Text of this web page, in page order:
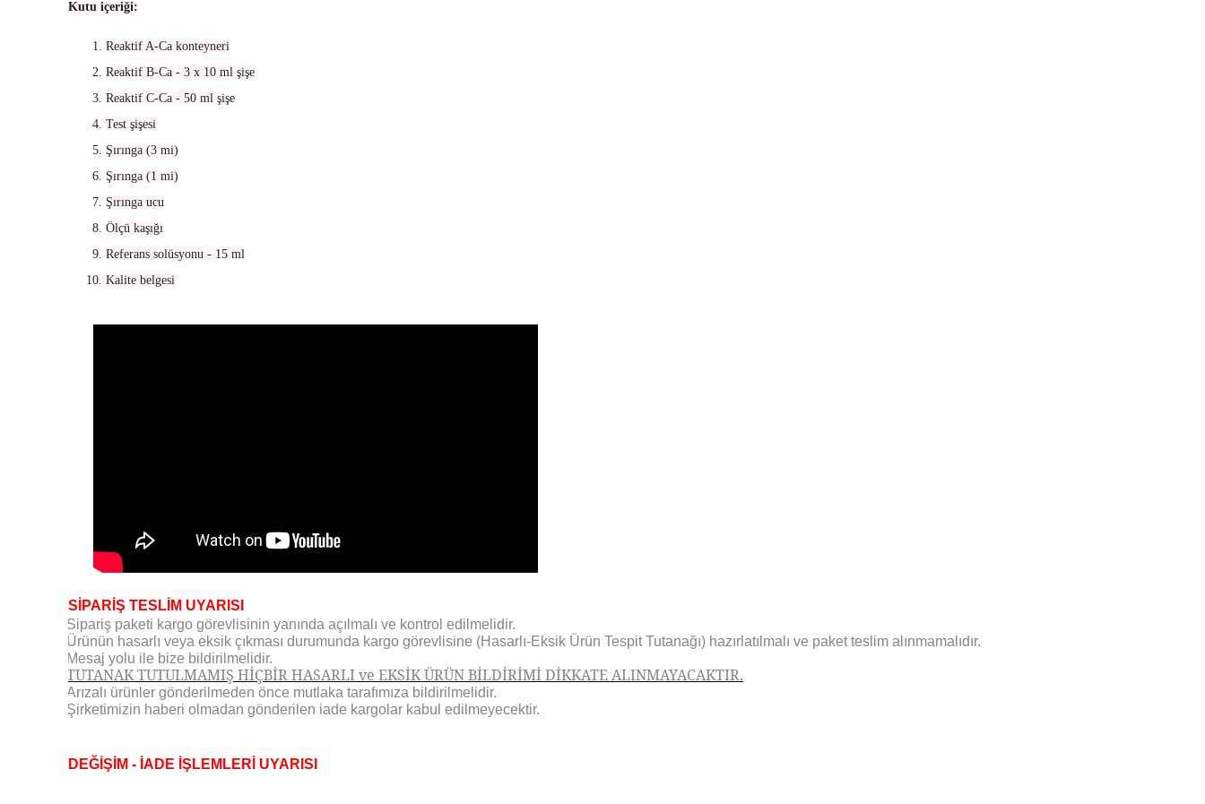
Kutu içeriği:
Reaktif A-Ca konteyneri
Reaktif B-Ca - 3 x 10 ml şişe
Reaktif C-Ca - 50 ml şişe
Test şişesi
Şırınga (3 mi)
Şırınga (1 mi)
Şırınga ucu
Ölçü kaşığı
Referans solüsyonu - 15 ml
Kalite belgesi
SİPARİŞ TESLİM UYARISI
Sipariş paketi kargo görevlisinin yanında açılmalı ve kontrol edilmelidir.
Ürünün hasarlı veya eksik çıkması durumunda kargo görevlisine (Hasarlı-Eksik Ürün Tespit Tutanağı) hazırlatılmalı ve paket teslim alınmamalıdır.
Mesaj yolu ile bize bildirilmelidir.
TUTANAK TUTULMAMIŞ HİÇBİR HASARLI ve EKSİK ÜRÜN BİLDİRİMİ DİKKATE ALINMAYACAKTIR.
Arızalı ürünler gönderilmeden önce mutlaka tarafımıza bildirilmelidir.
Şirketimizin haberi olmadan gönderilen iade kargolar kabul edilmeyecektir.
DEĞİŞİM - İADE İŞLEMLERİ UYARISI